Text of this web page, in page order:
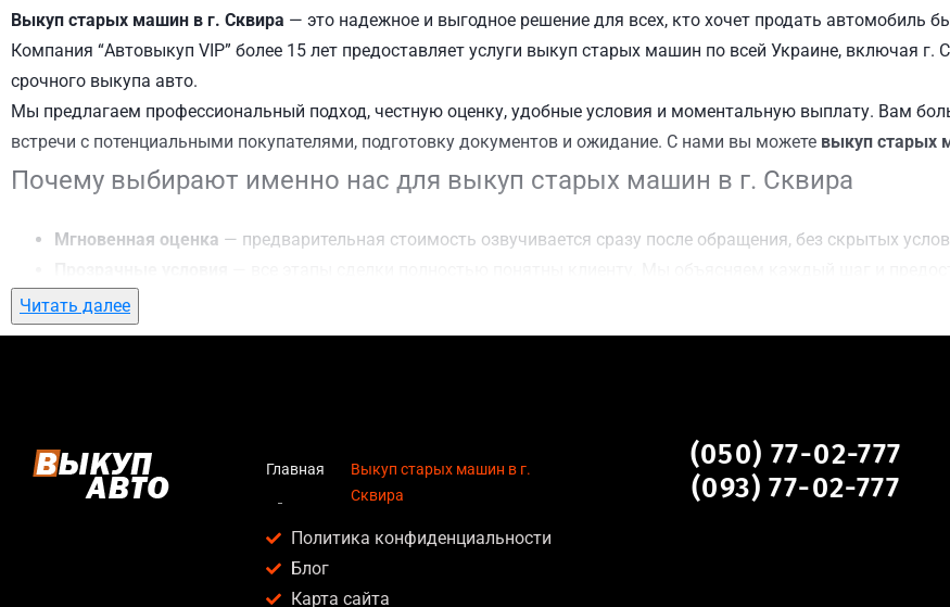
Выкуп старых машин в г. Сквира — это надежное и выгодное решение для всех, кто хочет продать автомобиль
Компания “Автовыкуп VIP” более 15 лет предоставляет услуги выкуп старых машин по всей Украине, включая
срочного выкупа авто.
Мы предлагаем профессиональный подход, честную оценку, удобные условия и моментальную выплату. Вам
встречи с потенциальными покупателями, подготовку документов и ожидание. С нами вы можете выкуп старых
Почему выбирают именно нас для выкуп старых машин в г. Сквира
Мгновенная оценка — предварительная стоимость озвучивается сразу после обращения, без скрытых
Гибкий подход
Честные цены— предлагаем до 95% от рыночной стоимости даже за авто после аварии или с пробегом;
Кому подойдет выкуп старых машин в г. Сквира
Услуга выкуп старых машин в г. Сквира актуальна для:
Владельцев автомобилей после аварии, когда восстановление экономически нецелесообразно;
Читать далее
Главная
Выкуп старых машин в г.
Сквира
Политика конфиденциальности
Блог
Карта сайта
(050) 77-02-777
(093) 77-02-777